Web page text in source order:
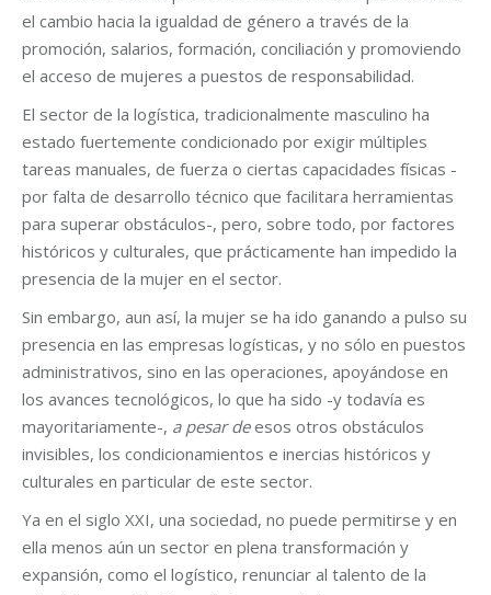
el cambio hacia la igualdad de género a través de la
promoción, salarios, formación, conciliación y promoviendo
el acceso de mujeres a puestos de responsabilidad.
El sector de la logística, tradicionalmente masculino ha
estado fuertemente condicionado por exigir múltiples
tareas manuales, de fuerza o ciertas capacidades físicas -
por falta de desarrollo técnico que facilitara herramientas
para superar obstáculos-, pero, sobre todo, por factores
históricos y culturales, que prácticamente han impedido la
presencia de la mujer en el sector.
Sin embargo, aun así, la mujer se ha ido ganando a pulso su
presencia en las empresas logísticas, y no sólo en puestos
administrativos, sino en las operaciones, apoyándose en
los avances tecnológicos, lo que ha sido -y todavía es
mayoritariamente-, a pesar deesos otros obstáculos
invisibles, los condicionamientos e inercias históricos y
culturales en particular de este sector.
Ya en el siglo XXI, una sociedad, no puede permitirse y en
ella menos aún un sector en plena transformación y
expansión, como el logístico, renunciar al talento de la